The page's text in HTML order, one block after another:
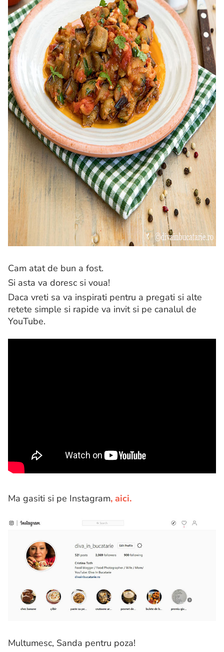
Cam atat de bun a fost.
Si asta va doresc si voua!
Daca vreti sa va inspirati pentru a pregati si alte
retete simple si rapide va invit si pe canalul de
YouTube.
Ma gasiti si pe Instagram, aici.
Multumesc, Sanda pentru poza!